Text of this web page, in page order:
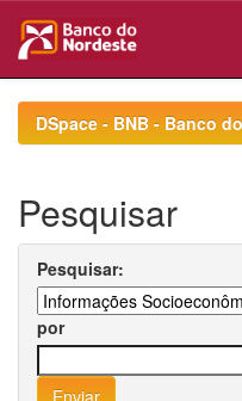
navigationDSpace - BNB - Banco
Pesquisar
Pesquisar:
por